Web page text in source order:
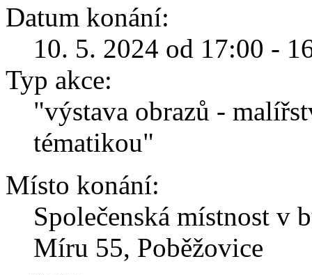
Datum konání:
10. 5. 2024 od 17:00 -
Typ akce:
"výstava obrazů -
tématikou"
Místo konání:
Společenská místnost v
Míru 55, Poběžovice